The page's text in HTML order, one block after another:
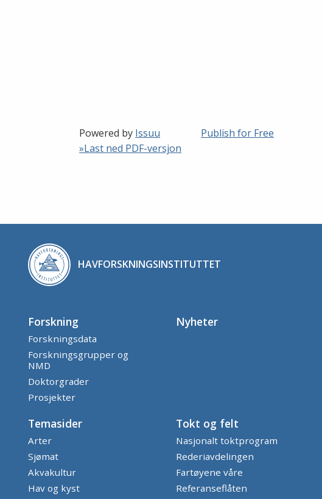
Powered by Issuu
Publish for Free
»Last ned PDF-versjon
HAVFORSKNINGSINSTITUTTET
Forskning
Forskningsdata
Forskningsgrupper og
NMD
Doktorgrader
Prosjekter
Nyheter
Temasider
Arter
Sjømat
Akvakultur
Hav og kyst
Tokt og felt
Nasjonalt toktprogram
Rederiavdelingen
Fartøyene våre
Referanseflåten